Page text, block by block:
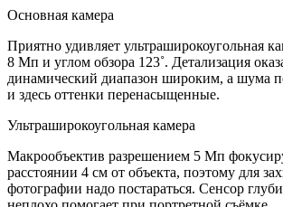
Основная камера
Приятно удивляет ультраширокоугольная
8 Мп и углом обзора 123˚. Детализация
динамический диапазон широким, а шума
и здесь оттенки перенасыщенные.
Ультраширокоугольная камера
Макрообъектив разрешением 5 Мп
расстоянии 4 см от объекта, поэтому для
фотографии надо постараться. Сенсор